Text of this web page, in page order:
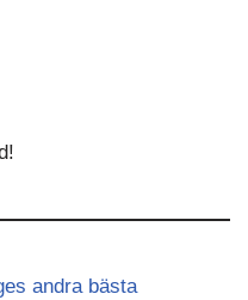
andra bästa